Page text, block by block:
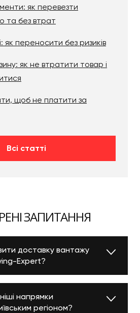
як перевезти
та без втрат
як переносити без ризиків
як не втратити товар і
щоб не платити за
Всі статті
ЗАПИТАННЯ
доставку вантажу
Expert?
напрямки
регіоном?